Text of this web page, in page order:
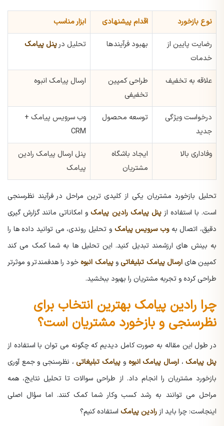
نوع بازخورد اقدام پیشنهادی ابزار مناسب
رضایت پایین از
خدمات
بهبود فرآیندها تحلیل در پنل پیامک
علاقه به تخفیف
طراحی کمپین
تخفیفی
ارسال پیامک انبوه
درخواست ویژگی
جدید
توسعه محصول
وب سرویس پیامک +
CRM
وفاداری بالا
ایجاد باشگاه
مشتریان
پنل ارسال پیامک رادین
پیامک
تحلیل بازخورد مشتریان یکی از کلیدی ترین مراحل در فرآیند نظرسنجی
است. با استفاده ازپنل پیامک رادین پیامک و امکاناتی مانند گزارش گیری
دقیق، اتصال بهوب سرویس پیامک و تحلیل روندی، می توانید داده ها را
به بینش های ارزشمند تبدیل کنید. این تحلیل ها به شما کمک می کند
کمپین های ارسال پیامک تبلیغاتیوپیامک انبوهخود را هدفمندتر و موثرتر
طراحی کرده و تجربه مشتریان را بهبود ببخشید.
چرا رادین پیامک بهترین انتخاب برای
نظرسنجی و بازخورد مشتریان است؟
در طول این مقاله به صورت کامل دیدیم که چگونه می توان با استفاده از
پنل پیامک ،ارسال پیامک انبوه و پیامک تبلیغاتی، نظرسنجی و جمع آوری
بازخورد مشتریان را انجام داد. از طراحی سوالات تا تحلیل نتایج، همه
مراحل می توانند به رشد کسب وکار شما کمک کنند. اما سؤال اصلی
اینجاست: چرا باید از رادین پیامک استفاده کنیم؟